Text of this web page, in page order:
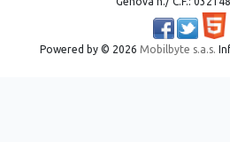
Powered by © 2026 Mobilbyte s.a.s.